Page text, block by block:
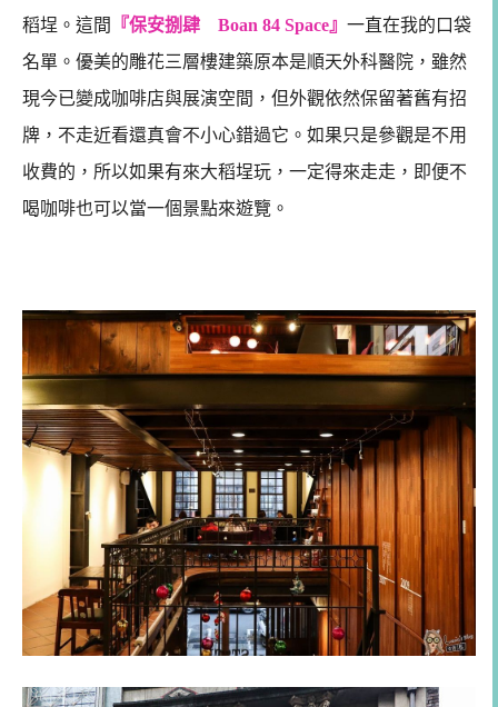
稻埕。這間
『保安捌肆 Boan 84 Space』 一直在我的口袋
名單。優美的雕花三層樓建築原本是順天外科醫院，雖然
現今已變成咖啡店與展演空間，但外觀依然保留著舊有招
牌，不走近看還真會不小心錯過它。如果只是參觀是不用
收費的，所以如果有來大稻埕玩，一定得來走走，即便不
喝咖啡也可以當一個景點來遊覽。